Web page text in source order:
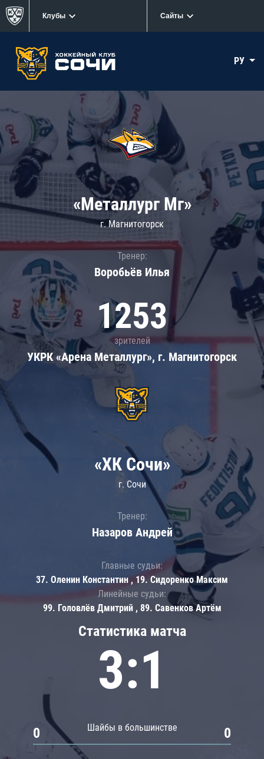
Клубы Сайты
РУ
«Металлург Мг»
г. Магнитогорск
Тренер:
Воробьёв Илья
1253
зрителей
УКРК «Арена Металлург», г. Магнитогорск
Статистика матча
3:1
Шайбы в большинстве
0 0
«ХК Сочи»
г. Сочи
Тренер:
Назаров Андрей
Главные судьи:
37. Оленин Константин , 19. Сидоренко Максим
Линейные судьи:
99. Головлёв Дмитрий , 89. Савенков Артём